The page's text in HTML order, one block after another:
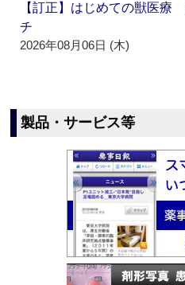
【訂正】はじめての獣医
チ
2026年08月06日 (木)
製品・サービス等